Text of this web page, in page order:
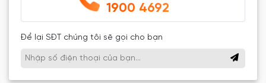
1900 4692
Để lại SĐT chúng tôi sẽ gọi cho bạn